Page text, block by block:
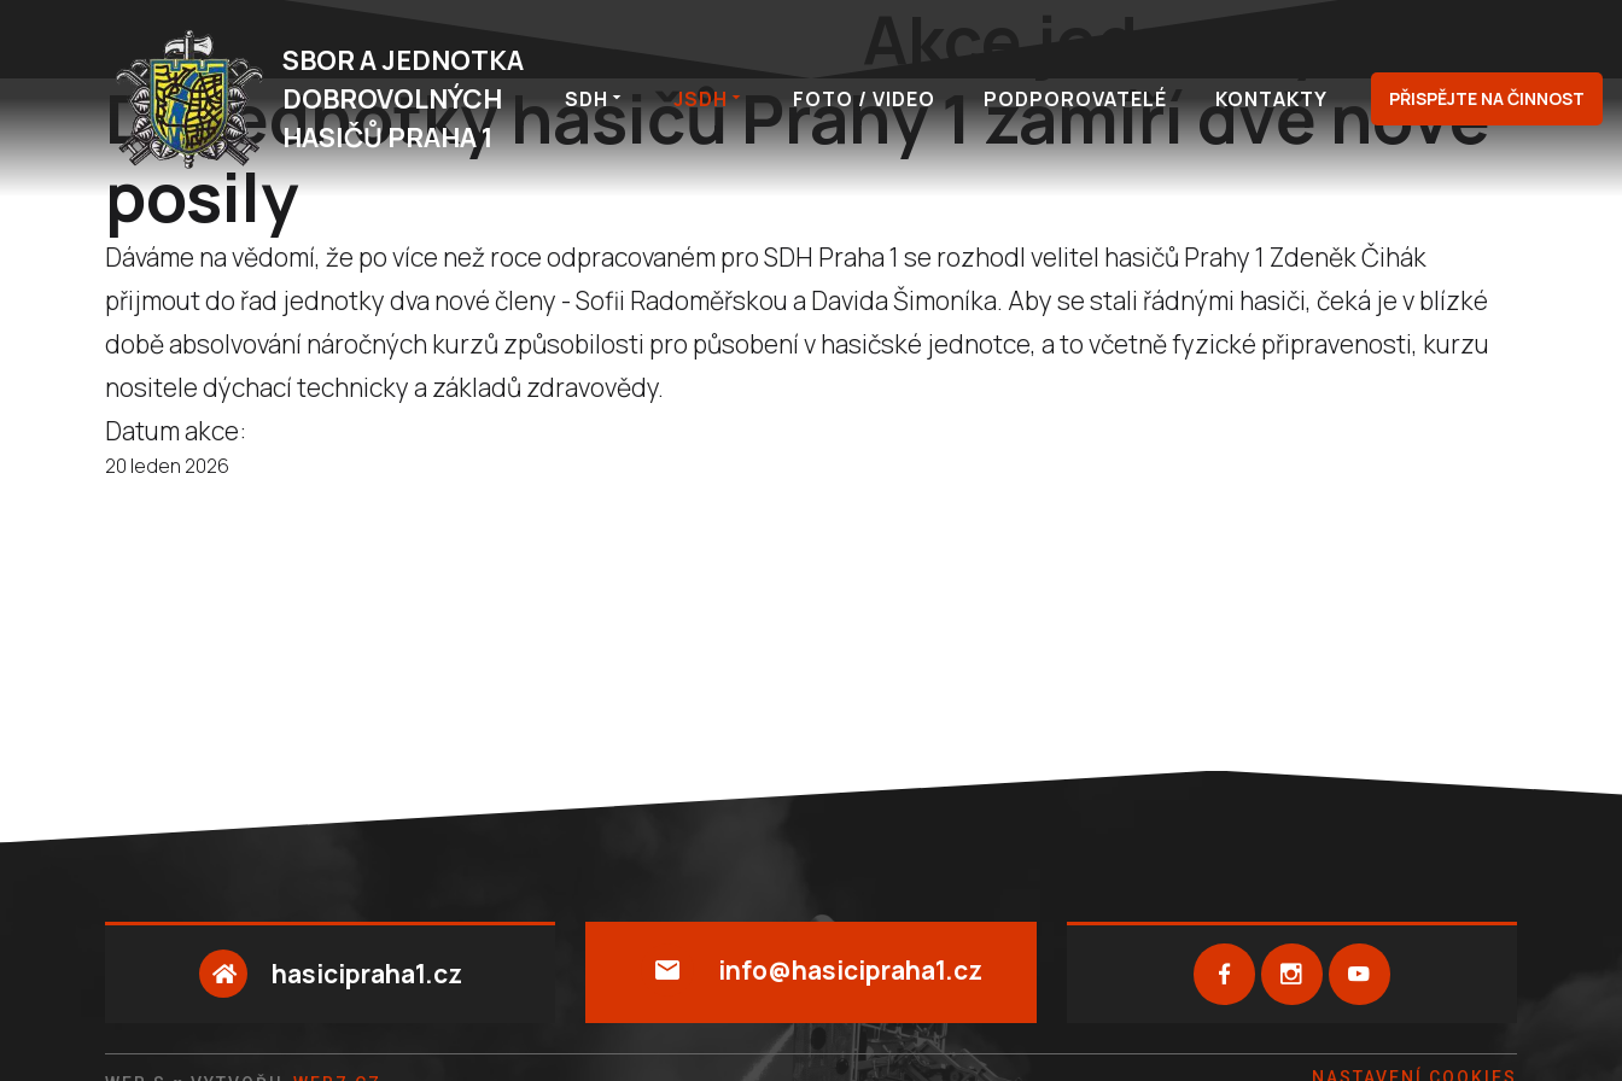
SBOR A JEDNOTKA
DOBROVOLNÝCH
HASIČŮ PRAHA 1
SDH JSDH FOTO / VIDEO PODPOROVATELÉ KONTAKTY PŘISPĚJTE NA ČINNOST
Do jednotky hasičů Prahy 1 zamíří dvě nové
posily
Dáváme na vědomí, že po více než roce odpracovaném pro SDH Praha 1 se rozhodl velitel hasičů Prahy 1 Zdeněk Čihák
přijmout do řad jednotky dva nové členy - Sofii Radoměřskou a Davida Šimoníka. Aby se stali řádnými hasiči, čeká je v blízké
době absolvování náročných kurzů způsobilosti pro působení v hasičské jednotce, a to včetně fyzické připravenosti, kurzu
nositele dýchací technicky a základů zdravovědy.
Datum akce:
20 leden 2026
hasicipraha1.cz info@hasicipraha1.cz